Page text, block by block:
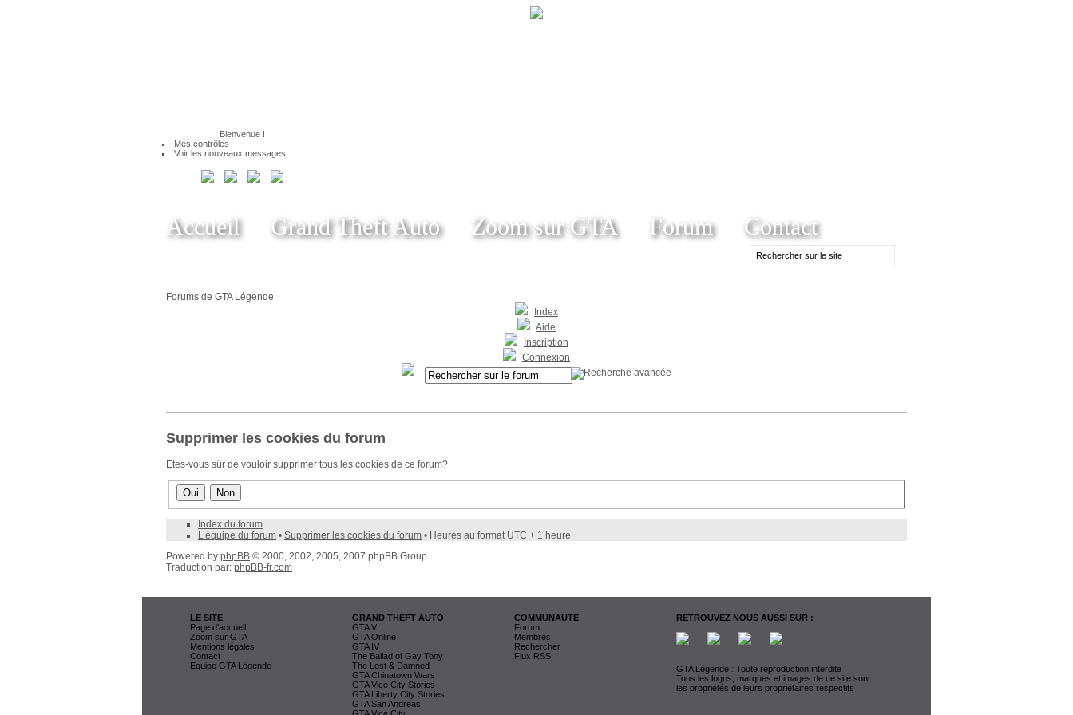
Bienvenue !
Mes contrôles
Voir les nouveaux messages
Accueil Grand Theft Auto Zoom sur GTA Forum Contact
Forums de GTA Légende
Index
Aide
Inscription
Connexion
Supprimer les cookies du forum
Etes-vous sûr de vouloir supprimer tous les cookies de ce forum?
Index du forum
L’équipe du forum • Supprimer les cookies du forum • Heures au format UTC + 1 heure
Powered by phpBB © 2000, 2002, 2005, 2007 phpBB Group
Traduction par: phpBB-fr.com
LE SITE
Page d'accueil
Zoom sur GTA
Mentions légales
Contact
Equipe GTA Légende
GRAND THEFT AUTO
GTA V
GTA Online
GTA IV
The Ballad of Gay Tony
The Lost & Damned
GTA Chinatown Wars
GTA Vice City Stories
GTA Liberty City Stories
GTA San Andreas
COMMUNAUTE
Forum
Membres
Rechercher
Flux RSS
RETROUVEZ NOUS AUSSI SUR :
GTA Légende : Toute reproduction interdite
Tous les logos, marques et images de ce site sont
les propriétés de leurs propriétaires respectifs